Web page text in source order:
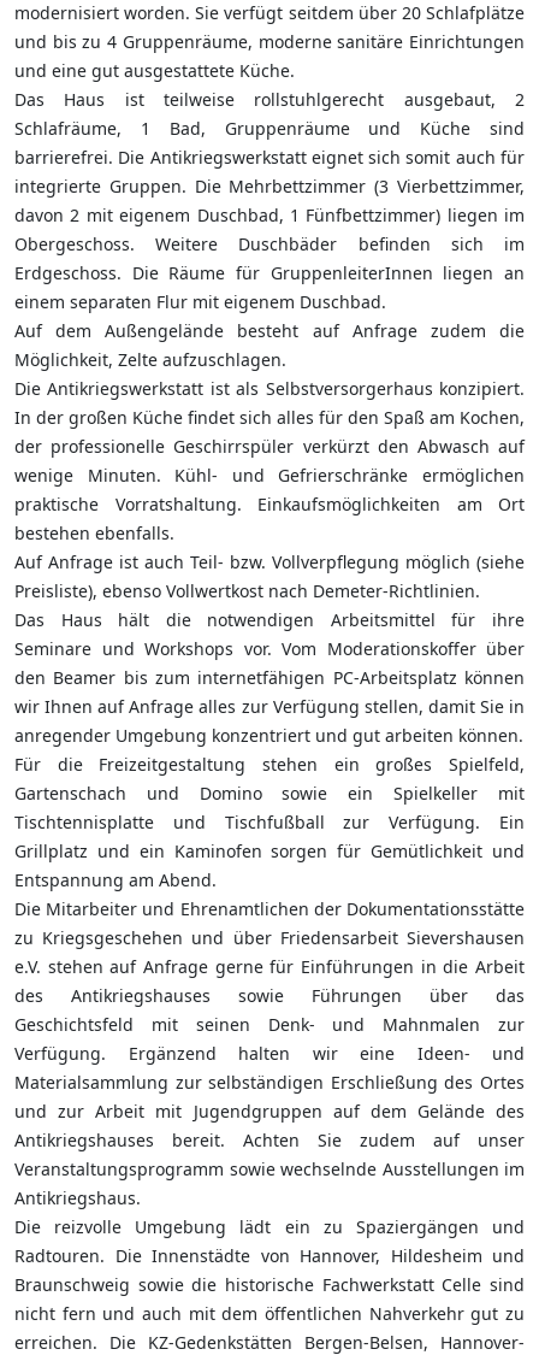
modernisiert worden. Sie verfügt seitdem über 20 Schlafplätze
und bis zu 4 Gruppenräume, moderne sanitäre Einrichtungen
und eine gut ausgestattete Küche.
Das Haus ist teilweise rollstuhlgerecht ausgebaut, 2
Schlafräume, 1 Bad, Gruppenräume und Küche sind
barrierefrei. Die Antikriegswerkstatt eignet sich somit auch für
integrierte Gruppen. Die Mehrbettzimmer (3 Vierbettzimmer,
davon 2 mit eigenem Duschbad, 1 Fünfbettzimmer) liegen im
Obergeschoss. Weitere Duschbäder befinden sich im
Erdgeschoss. Die Räume für GruppenleiterInnen liegen an
einem separaten Flur mit eigenem Duschbad.
Auf dem Außengelände besteht auf Anfrage zudem die
Möglichkeit, Zelte aufzuschlagen.
Die Antikriegswerkstatt ist als Selbstversorgerhaus konzipiert.
In der großen Küche findet sich alles für den Spaß am Kochen,
der professionelle Geschirrspüler verkürzt den Abwasch auf
wenige Minuten. Kühl- und Gefrierschränke ermöglichen
praktische Vorratshaltung. Einkaufsmöglichkeiten am Ort
bestehen ebenfalls.
Auf Anfrage ist auch Teil- bzw. Vollverpflegung möglich (siehe
Preisliste), ebenso Vollwertkost nach Demeter-Richtlinien.
Das Haus hält die notwendigen Arbeitsmittel für ihre
Seminare und Workshops vor. Vom Moderationskoffer über
den Beamer bis zum internetfähigen PC-Arbeitsplatz können
wir Ihnen auf Anfrage alles zur Verfügung stellen, damit Sie in
anregender Umgebung konzentriert und gut arbeiten können.
Für die Freizeitgestaltung stehen ein großes Spielfeld,
Gartenschach und Domino sowie ein Spielkeller mit
Tischtennisplatte und Tischfußball zur Verfügung. Ein
Grillplatz und ein Kaminofen sorgen für Gemütlichkeit und
Entspannung am Abend.
Die Mitarbeiter und Ehrenamtlichen der Dokumentationsstätte
zu Kriegsgeschehen und über Friedensarbeit Sievershausen
e.V. stehen auf Anfrage gerne für Einführungen in die Arbeit
des Antikriegshauses sowie Führungen über das
Geschichtsfeld mit seinen Denk- und Mahnmalen zur
Verfügung. Ergänzend halten wir eine Ideen- und
Materialsammlung zur selbständigen Erschließung des Ortes
und zur Arbeit mit Jugendgruppen auf dem Gelände des
Antikriegshauses bereit. Achten Sie zudem auf unser
Veranstaltungsprogramm sowie wechselnde Ausstellungen im
Antikriegshaus.
Die reizvolle Umgebung lädt ein zu Spaziergängen und
Radtouren. Die Innenstädte von Hannover, Hildesheim und
Braunschweig sowie die historische Fachwerkstatt Celle sind
nicht fern und auch mit dem öffentlichen Nahverkehr gut zu
erreichen. Die KZ-Gedenkstätten Bergen-Belsen, Hannover-